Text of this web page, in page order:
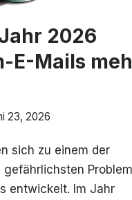
2026
E-Mails
23, 2026
sich zu einem der
entwickelt. Im Jahr